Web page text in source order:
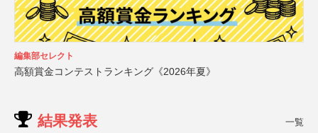
編集部セレクト
高額賞金コンテストランキング《2026年夏》
結果発表 一覧